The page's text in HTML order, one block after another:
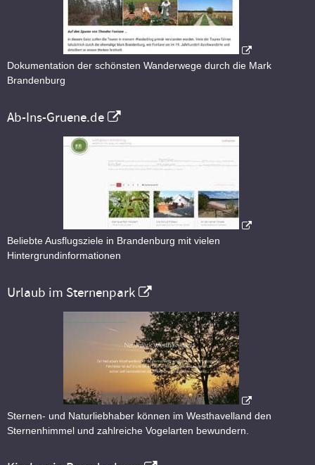
Dokumentation der schönsten Wanderwege durch die Mark
Brandenburg
Ab-Ins-Gruene.de
Beliebte Ausflugsziele in Brandenburg mit vielen
Hintergrundinformationen
Urlaub im Sternenpark
Sternen- und Naturliebhaber können im Westhavelland den
Sternenhimmel und zahlreiche Vogelarten bewundern.